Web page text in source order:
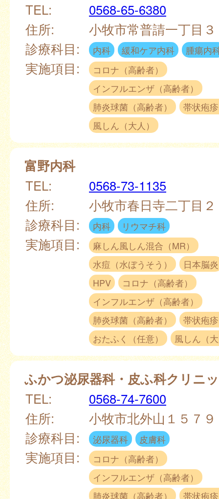
TEL:
0568-65-6380
住所:
小牧市常普請一丁目
診療科目:
内科 緩和ケア内科 腫瘍内
実施項目:
コロナ（高齢者）
インフルエンザ（高齢者）
肺炎球菌（高齢者）
帯状疱
風しん（大人）
富野内科
TEL:
0568-73-1135
住所:
小牧市春日寺二丁目
診療科目:
内科 リウマチ科
実施項目:
麻しん風しん混合（MR）
水痘（水ぼうそう）
日本脳炎
HPV
コロナ（高齢者）
インフルエンザ（高齢者）
肺炎球菌（高齢者）
帯状疱
おたふく（任意）
風しん（
ふかつ泌尿器科・皮ふ科クリニ
TEL:
0568-74-7600
住所:
小牧市北外山１５７９
診療科目:
泌尿器科 皮膚科
実施項目:
コロナ（高齢者）
インフルエンザ（高齢者）
肺炎球菌（高齢者）
帯状疱